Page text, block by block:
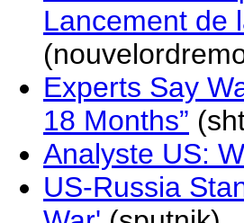
Lancement de
Experts Say
18 Months”
Analyste US:
US-Russia